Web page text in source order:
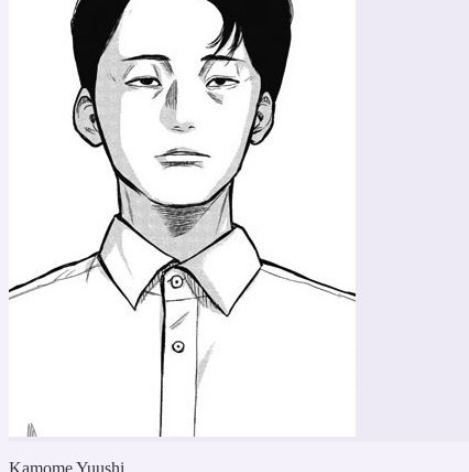
Kamome Yuushi